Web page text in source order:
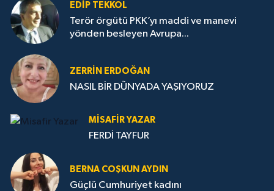
EDIP TEKKOL
Terör örgütü PKK’yı maddi ve manevi
yönden besleyen Avrupa...
ZERRIN ERDOĞAN
NASIL BİR DÜNYADA YAŞIYORUZ
MISAFIR YAZAR
FERDİ TAYFUR
BERNA COŞKUN AYDIN
Güçlü Cumhuriyet kadını